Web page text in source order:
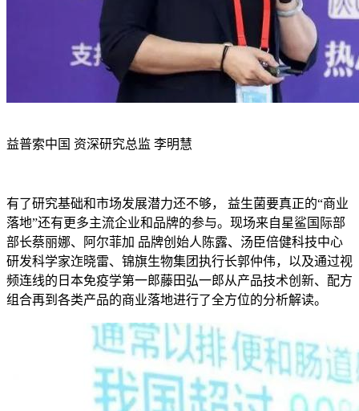
益普索中国 资深研究总监 李明慧
有了研究基础和市场发展潜力还不够， 益生菌要真正的“商业
落地”还有更多主流企业和品牌的参与。现场来自星鲨国际部
部长蔡丽娜、阿尔菲加 品牌创始人陈露、汤臣倍健科技中心
研发科学家迮晓雷、锦旗生物集团执行长郭仲伟，以及通过视
频连线的日本免疫学第一郎藤田弘一郎从产品技术创新、配方
组合再到各类产品的商业落地进行了全方位的分析解读。